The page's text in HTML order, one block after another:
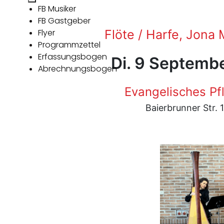
FB Musiker
FB Gastgeber
Flyer
Programmzettel
Erfassungsbogen
Abrechnungsbogen
Flöte / Harfe, Jona
Di. 9
Evangelisches
Baierbrunner Str.